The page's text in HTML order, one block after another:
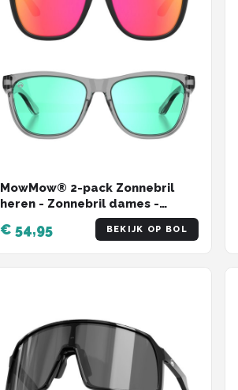
MowMow® 2-pack Zonnebril
heren - Zonnebril dames -
Gepolariseerd - X-CelLens -
ZEUS collectie
€ 54,95 BEKIJK OP BOL